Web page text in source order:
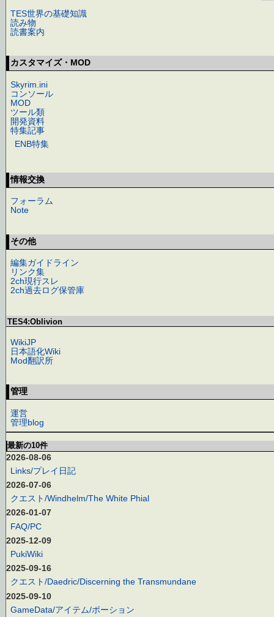
TES世界の基礎知識
読み物
読書案内
カスタマイズ・MOD
Skyrim.ini
コンソール
MOD
ツール類
開発資料
特集記事
ENB特集
情報交換
フォーラム
Note
その他
編集ガイドライン
リンク集
2ch現行スレ
2ch過去ログ保管庫
TES4:Oblivion
WikiJP
日本語化Wiki
Mod翻訳所
管理
運営
管理blog
最新の10件
2026-08-06
Links/プレイ日記
2026-07-06
クエスト/Windhelm/The White Phial
2026-01-07
FAQ/PC
2025-12-09
PukiWiki
2025-09-16
クエスト/Daedric/Discerning the Transmundane
2025-09-10
GameData/アイテム/ポーション